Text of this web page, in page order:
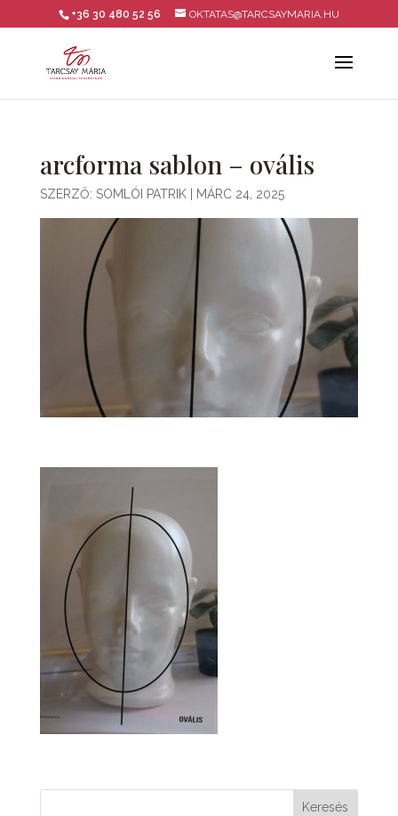
+36 30 480 52 56 OKTATAS@TARCSAYMARIA.HU
arcforma sablon – ovális
SZERZŐ: SOMLÓI PATRIK| MÁRC 24, 2025